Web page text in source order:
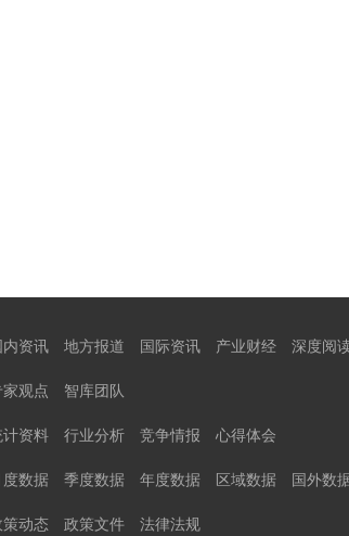
内资讯 地方报道 国际资讯 产业财经 深度阅
家观点 智库团队
计资料 行业分析 竞争情报 心得体会
度数据 季度数据 年度数据 区域数据 国外数
策动态 政策文件 法律法规